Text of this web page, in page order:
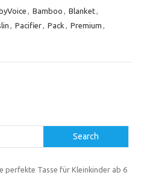
, Bamboo , Blanket,
, Pacifier, Pack , Premium ,
Search
perfekte Tasse für Kleinkinder ab 6